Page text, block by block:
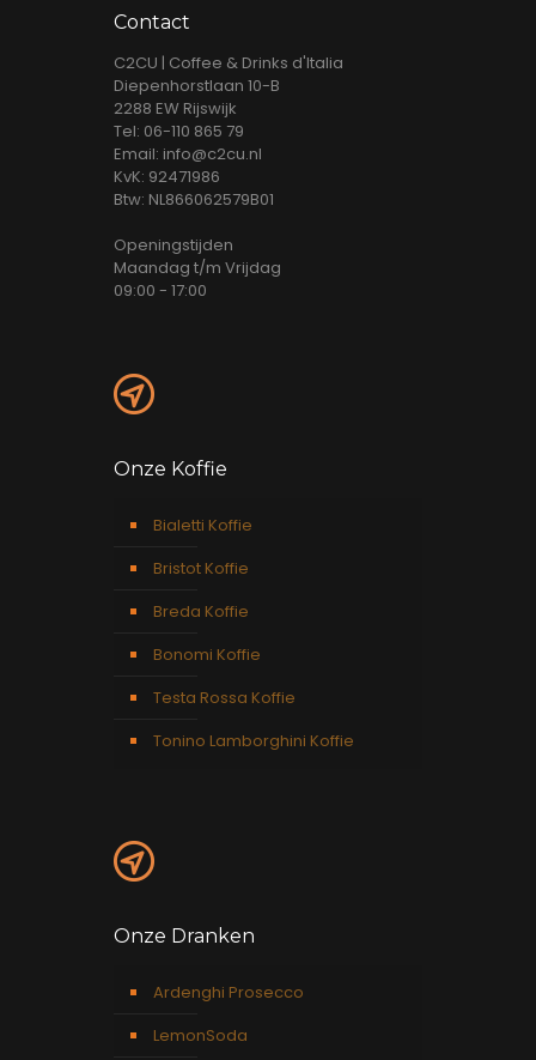
Contact
C2CU | Coffee & Drinks d'Italia
Diepenhorstlaan 10-B
2288 EW Rijswijk
Tel: 06-110 865 79
Email: info@c2cu.nl
KvK: 92471986
Btw: NL866062579B01
Openingstijden
Maandag t/m Vrijdag
09:00 - 17:00
Onze Koffie
Bialetti Koffie
Bristot Koffie
Breda Koffie
Bonomi Koffie
Testa Rossa Koffie
Tonino Lamborghini Koffie
Onze Dranken
Ardenghi Prosecco
LemonSoda